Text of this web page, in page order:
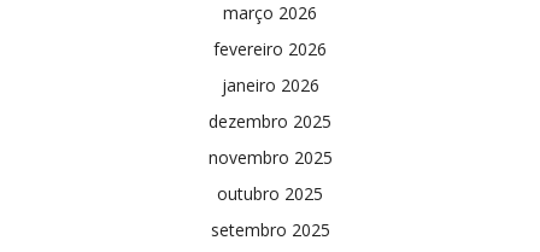
março 2026
fevereiro 2026
janeiro 2026
dezembro 2025
novembro 2025
outubro 2025
setembro 2025